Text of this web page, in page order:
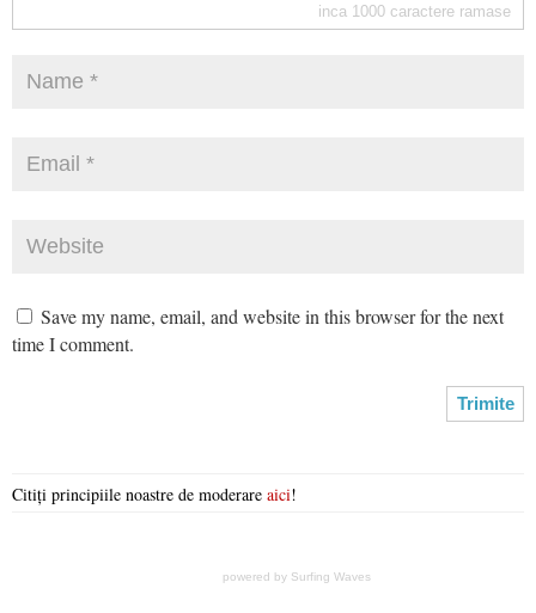
inca 1000 caractere ramase
Save my name, email, and website in this browser for the next
time I comment.
Citiți principiile noastre de moderare aici!
powered by Surfing Waves